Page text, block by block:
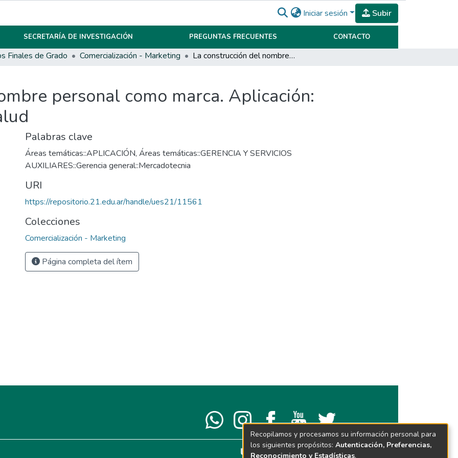
Iniciar sesión Subir
SECRETARÍA DE INVESTIGACIÓN PREGUNTAS FRECUENTES CONTACTO
Finales de Grado Comercialización - Marketing La construcción del nombre personal como marca. Aplicación: Profesionales de la salud
personal como marca. Aplicación:
Palabras clave
Áreas temáticas::APLICACIÓN, Áreas temáticas::GERENCIA Y SERVICIOS
AUXILIARES::Gerencia general::Mercadotecnia
URI
https://repositorio.21.edu.ar/handle/ues21/11561
Colecciones
Comercialización - Marketing
Página completa del ítem
Recopilamos y procesamos su información personal para
los siguientes propósitos: Autenticación, Preferencias,
Reconocimiento y Estadísticas.